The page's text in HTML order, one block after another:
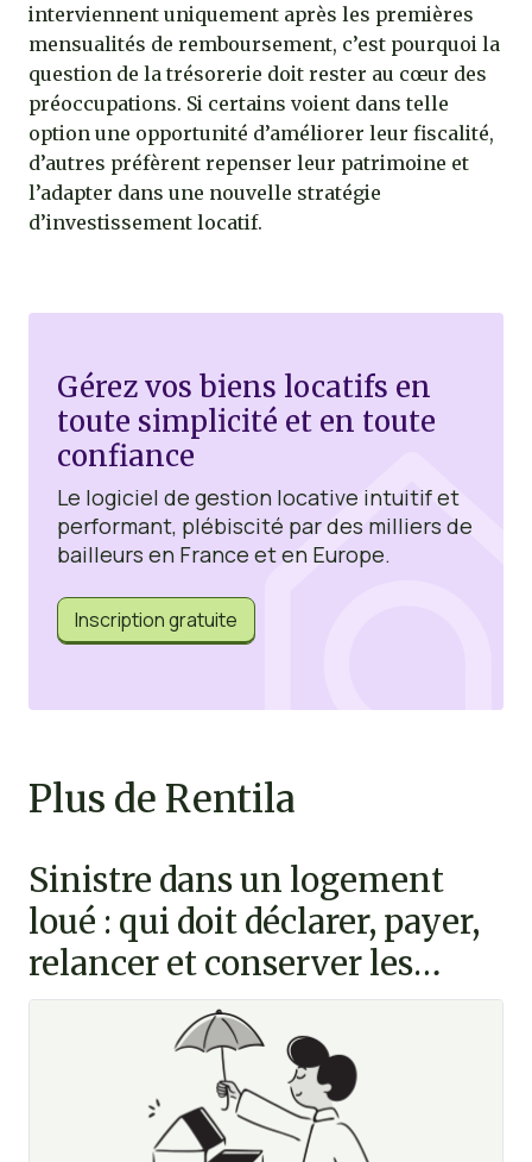
interviennent uniquement après les premières
mensualités de remboursement, c’est pourquoi la
question de la trésorerie doit rester au cœur des
préoccupations. Si certains voient dans telle
option une opportunité d’améliorer leur fiscalité,
d’autres préfèrent repenser leur patrimoine et
l’adapter dans une nouvelle stratégie
d’investissement locatif.
Gérez vos biens locatifs en
toute simplicité et en toute
confiance
Le logiciel de gestion locative intuitif et
performant, plébiscité par des milliers de
bailleurs en France et en Europe.
Inscription gratuite
Plus de Rentila
Sinistre dans un logement
loué : qui doit déclarer, payer,
relancer et conserver les
preuves ?